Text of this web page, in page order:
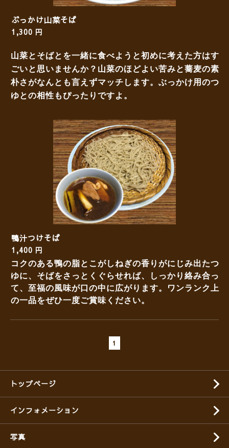
ぶっかけ山菜そば
1,300 円
山菜とそばとを一緒に食べようと初めに考えた方はす
ごいと思いませんか？山菜のほどよい苦みと蕎麦の素
朴さがなんとも言えずマッチします。ぶっかけ用のつ
ゆとの相性もぴったりですよ。
鴨汁つけそば
1,400 円
コクのある鴨の脂とこがしねぎの香りがにじみ出たつ
ゆに、そばをさっとくぐらせれば、しっかり絡み合っ
て、至福の風味が口の中に広がります。ワンランク上
の一品をぜひ一度ご賞味ください。
1
トップページ
インフォメーション
写真